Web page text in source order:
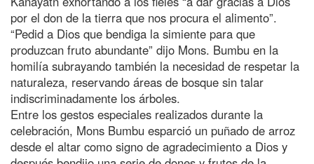
por el don de la tierra que nos procura el alimento”.
“Pedid a Dios que bendiga la simiente para que
produzcan fruto abundante” dijo Mons. Bumbu en la
homilía subrayando también la necesidad de respetar la
naturaleza, reservando áreas de bosque sin talar
indiscriminadamente los árboles.
Entre los gestos especiales realizados durante la
celebración, Mons Bumbu esparció un puñado de arroz
desde el altar como signo de agradecimiento a Dios y